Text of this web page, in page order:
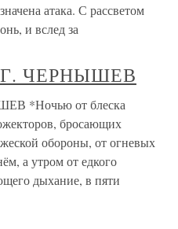
атака. С рассветом
и вслед за
Г. ЧЕРНЫШЕВ
*Ночью от блеска
бросающих
обороны, от огневых
а утром от едкого
дыхание, в пяти